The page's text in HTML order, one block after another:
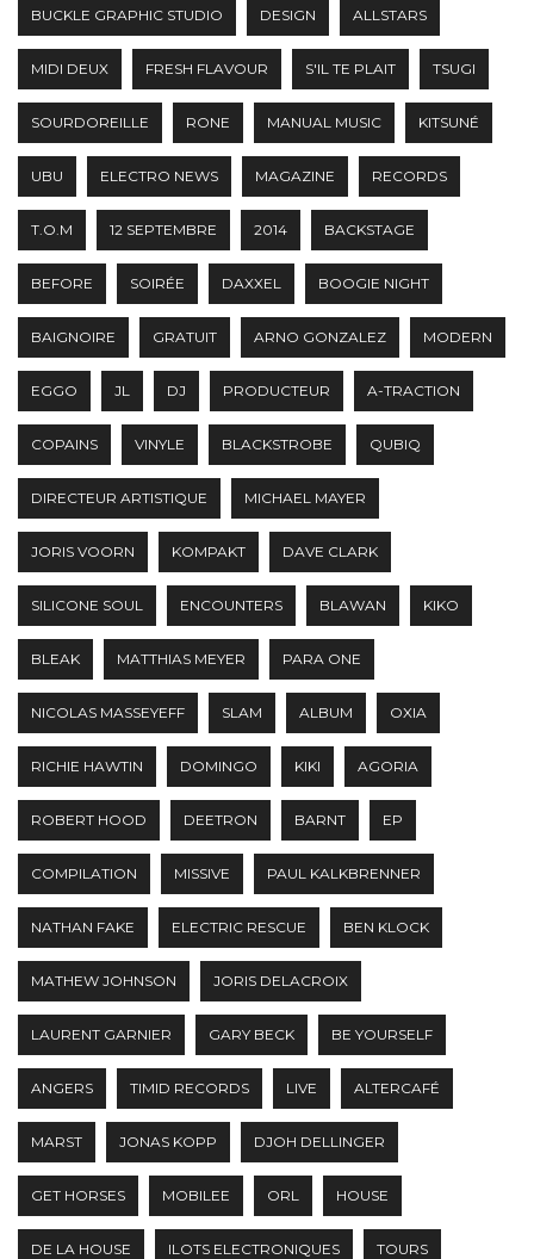
BUCKLE GRAPHIC STUDIO DESIGN ALLSTARS
MIDI DEUX FRESH FLAVOUR S'IL TE PLAIT TSUGI
SOURDOREILLE RONE MANUAL MUSIC KITSUNÉ
UBU ELECTRO NEWS MAGAZINE RECORDS
T.O.M 12 SEPTEMBRE 2014 BACKSTAGE
BEFORE SOIRÉE DAXXEL BOOGIE NIGHT
BAIGNOIRE GRATUIT ARNO GONZALEZ MODERN
EGGO JL DJ PRODUCTEUR A-TRACTION
COPAINS VINYLE BLACKSTROBE QUBIQ
DIRECTEUR ARTISTIQUE MICHAEL MAYER
JORIS VOORN KOMPAKT DAVE CLARK
SILICONE SOUL ENCOUNTERS BLAWAN KIKO
BLEAK MATTHIAS MEYER PARA ONE
NICOLAS MASSEYEFF SLAM ALBUM OXIA
RICHIE HAWTIN DOMINGO KIKI AGORIA
ROBERT HOOD DEETRON BARNT EP
COMPILATION MISSIVE PAUL KALKBRENNER
NATHAN FAKE ELECTRIC RESCUE BEN KLOCK
MATHEW JOHNSON JORIS DELACROIX
LAURENT GARNIER GARY BECK BE YOURSELF
ANGERS TIMID RECORDS LIVE ALTERCAFÉ
MARST JONAS KOPP DJOH DELLINGER
GET HORSES MOBILEE ORL HOUSE
DE LA HOUSE ILOTS ELECTRONIQUES TOURS